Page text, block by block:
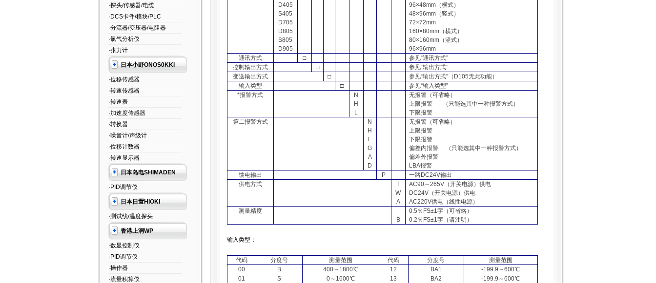
·探头/传感器/电缆
·DCS卡件/模块/PLC
·分流器/变压器/电阻器
·氯气分析仪
·张力计
日本小野ONOS0KKI
·位移传感器
·转速传感器
·转速表
·加速度传感器
·转换器
·噪音计/声级计
·位移计数器
·转速显示器
日本岛电SHIMADEN
·PID调节仪
日本日置HIOKI
·测试线/温度探头
香港上润WP
·数显控制仪
·PID调节仪
·操作器
·流量积算仪
D405
S405
D705
D805
S805
D905
96×48mm（横式）
48×96mm（竖式）
72×72mm
160×80mm（横式）
80×160mm（竖式）
96×96mm
通讯方式
□ 参见“通讯方式”
控制输出方式
□ 参见“输出方式”
变送输出方式
□ 参见“输出方式”（ D105无此功能）
输入类型
□ 参见“输入类型”
*报警方式
N
H
L
无报警（可省略）
上限报警
（只能选其中一种报警方式）
下限报警
第二报警方式
N
H
L
G
A
D
无报警（可省略）
上限报警
下限报警
偏差内报警
（只能选其中一种报警方式）
偏差外报警
LBA报警
馈电输出
P 一路DC24V输出
供电方式
T
W
A
AC90～265V（开关电源）供电
DC24V（开关电源）供电
AC220V供电（线性电源）
测量精度
B
0.5 ％ FS±1字（可省略）
0.2 ％ FS±1字（请注明 ）
输入类型：
代码 分度号 测量范围 代码 分度号
测量范围
00
B 400～ 1800℃ 12 BA1 -199.9 ～600℃
01
S 0～ 1600℃ 13 BA2 -199.9 ～600℃